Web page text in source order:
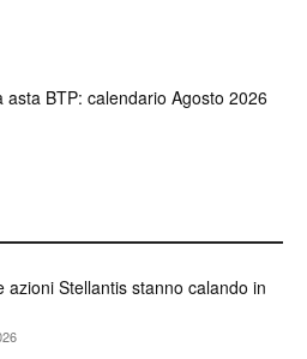
asta BTP: calendario Agosto 2026
azioni Stellantis stanno calando in